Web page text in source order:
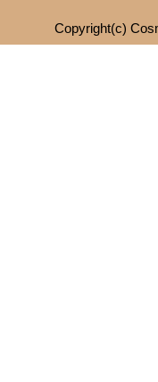
Copyright(c)